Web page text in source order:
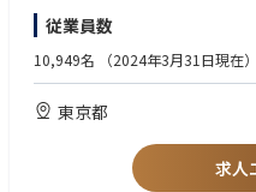
※建築の専門的な知識や施工手順
材価格や建設業界の動向他、広く
◇過去の見積データに基づく調査
入社後、東京支店見積部（本社
ただきます。弊社の仕事の流れ
【歓迎】
建築積算士、一級建築士、二級建
施工管理技士、建築コスト管理士
【人物】
経営者自ら「協力業者のおかげ
ち、様々な関係者と協力し合っ
方、それに裏付けされる業務の
従業員数
10,949名 （2024年3月31日現在）
東京都
求人